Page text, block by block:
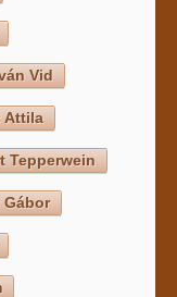
Vid
Attila
Tepperwein
Gábor